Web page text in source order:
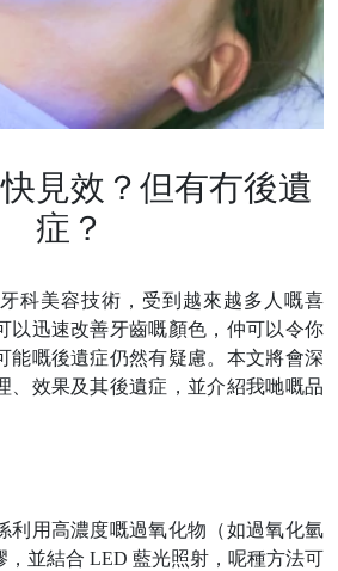
見效？但有冇後遺
症？
科美容技術，受到越來越多人嘅喜
以迅速改善牙齒嘅顏色，仲可以令你
能嘅後遺症仍然有疑慮。本文將會深
、效果及其後遺症，並介紹我哋嘅品
利用高濃度嘅過氧化物（如過氧化氫
，並結合 LED 藍光照射，呢種方法可